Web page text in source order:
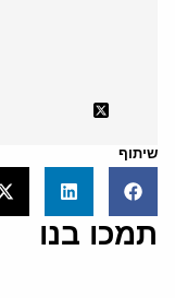
שיתוף
תמכו בנו